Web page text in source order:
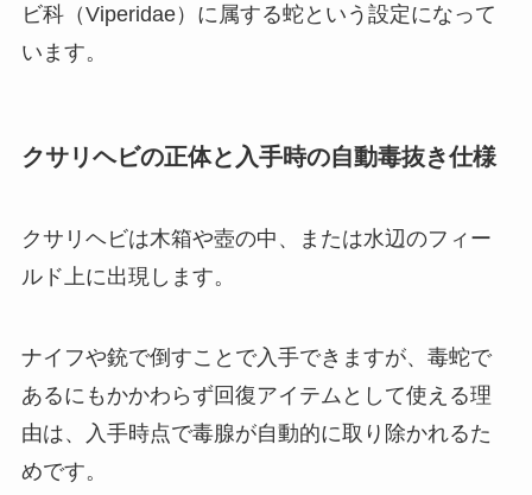
ビ科（Viperidae）に属する蛇という設定になって
います。
クサリヘビの正体と入手時の自動毒抜き仕様
クサリヘビは木箱や壺の中、または水辺のフィー
ルド上に出現します。
ナイフや銃で倒すことで入手できますが、毒蛇で
あるにもかかわらず回復アイテムとして使える理
由は、入手時点で毒腺が自動的に取り除かれるた
めです。